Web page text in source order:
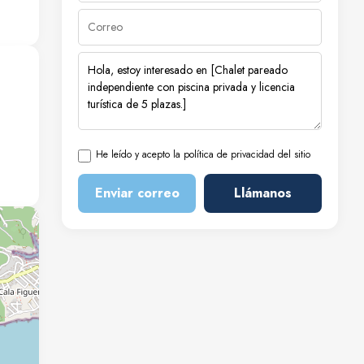
He leído y acepto la política de privacidad del sitio
Enviar correo Llámanos